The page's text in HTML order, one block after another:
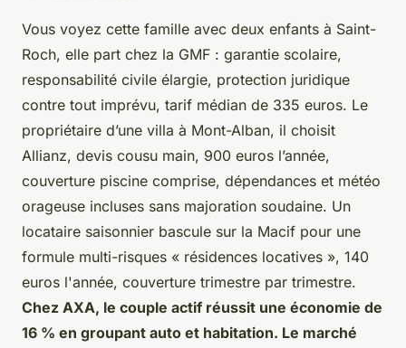
Vous voyez cette famille avec deux enfants à Saint-
Roch, elle part chez la GMF : garantie scolaire,
responsabilité civile élargie, protection juridique
contre tout imprévu, tarif médian de 335 euros. Le
propriétaire d’une villa à Mont-Alban, il choisit
Allianz, devis cousu main, 900 euros l’année,
couverture piscine comprise, dépendances et météo
orageuse incluses sans majoration soudaine. Un
locataire saisonnier bascule sur la Macif pour une
formule multi-risques « résidences locatives », 140
euros l'année, couverture trimestre par trimestre.
Chez AXA, le couple actif réussit une économie de
16 % en groupant auto et habitation. Le marché